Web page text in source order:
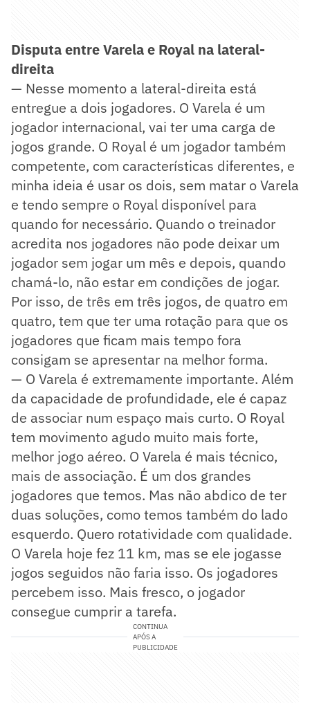
Disputa entre Varela e Royal na lateral-
direita
— Nesse momento a lateral-direita está
entregue a dois jogadores. O Varela é um
jogador internacional, vai ter uma carga de
jogos grande. O Royal é um jogador também
competente, com características diferentes, e
minha ideia é usar os dois, sem matar o Varela
e tendo sempre o Royal disponível para
quando for necessário. Quando o treinador
acredita nos jogadores não pode deixar um
jogador sem jogar um mês e depois, quando
chamá-lo, não estar em condições de jogar.
Por isso, de três em três jogos, de quatro em
quatro, tem que ter uma rotação para que os
jogadores que ficam mais tempo fora
consigam se apresentar na melhor forma.
— O Varela é extremamente importante. Além
da capacidade de profundidade, ele é capaz
de associar num espaço mais curto. O Royal
tem movimento agudo muito mais forte,
melhor jogo aéreo. O Varela é mais técnico,
mais de associação. É um dos grandes
jogadores que temos. Mas não abdico de ter
duas soluções, como temos também do lado
esquerdo. Quero rotatividade com qualidade.
O Varela hoje fez 11 km, mas se ele jogasse
jogos seguidos não faria isso. Os jogadores
percebem isso. Mais fresco, o jogador
consegue cumprir a tarefa.
CONTINUA
APÓS A
PUBLICIDADE